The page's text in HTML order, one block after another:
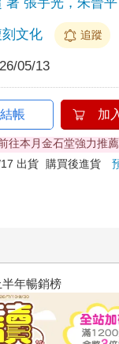
文化 追蹤
05/13
帳 加
往本月金石堂強力推薦
出貨
購買後進貨
遊戲前傳贈早優券